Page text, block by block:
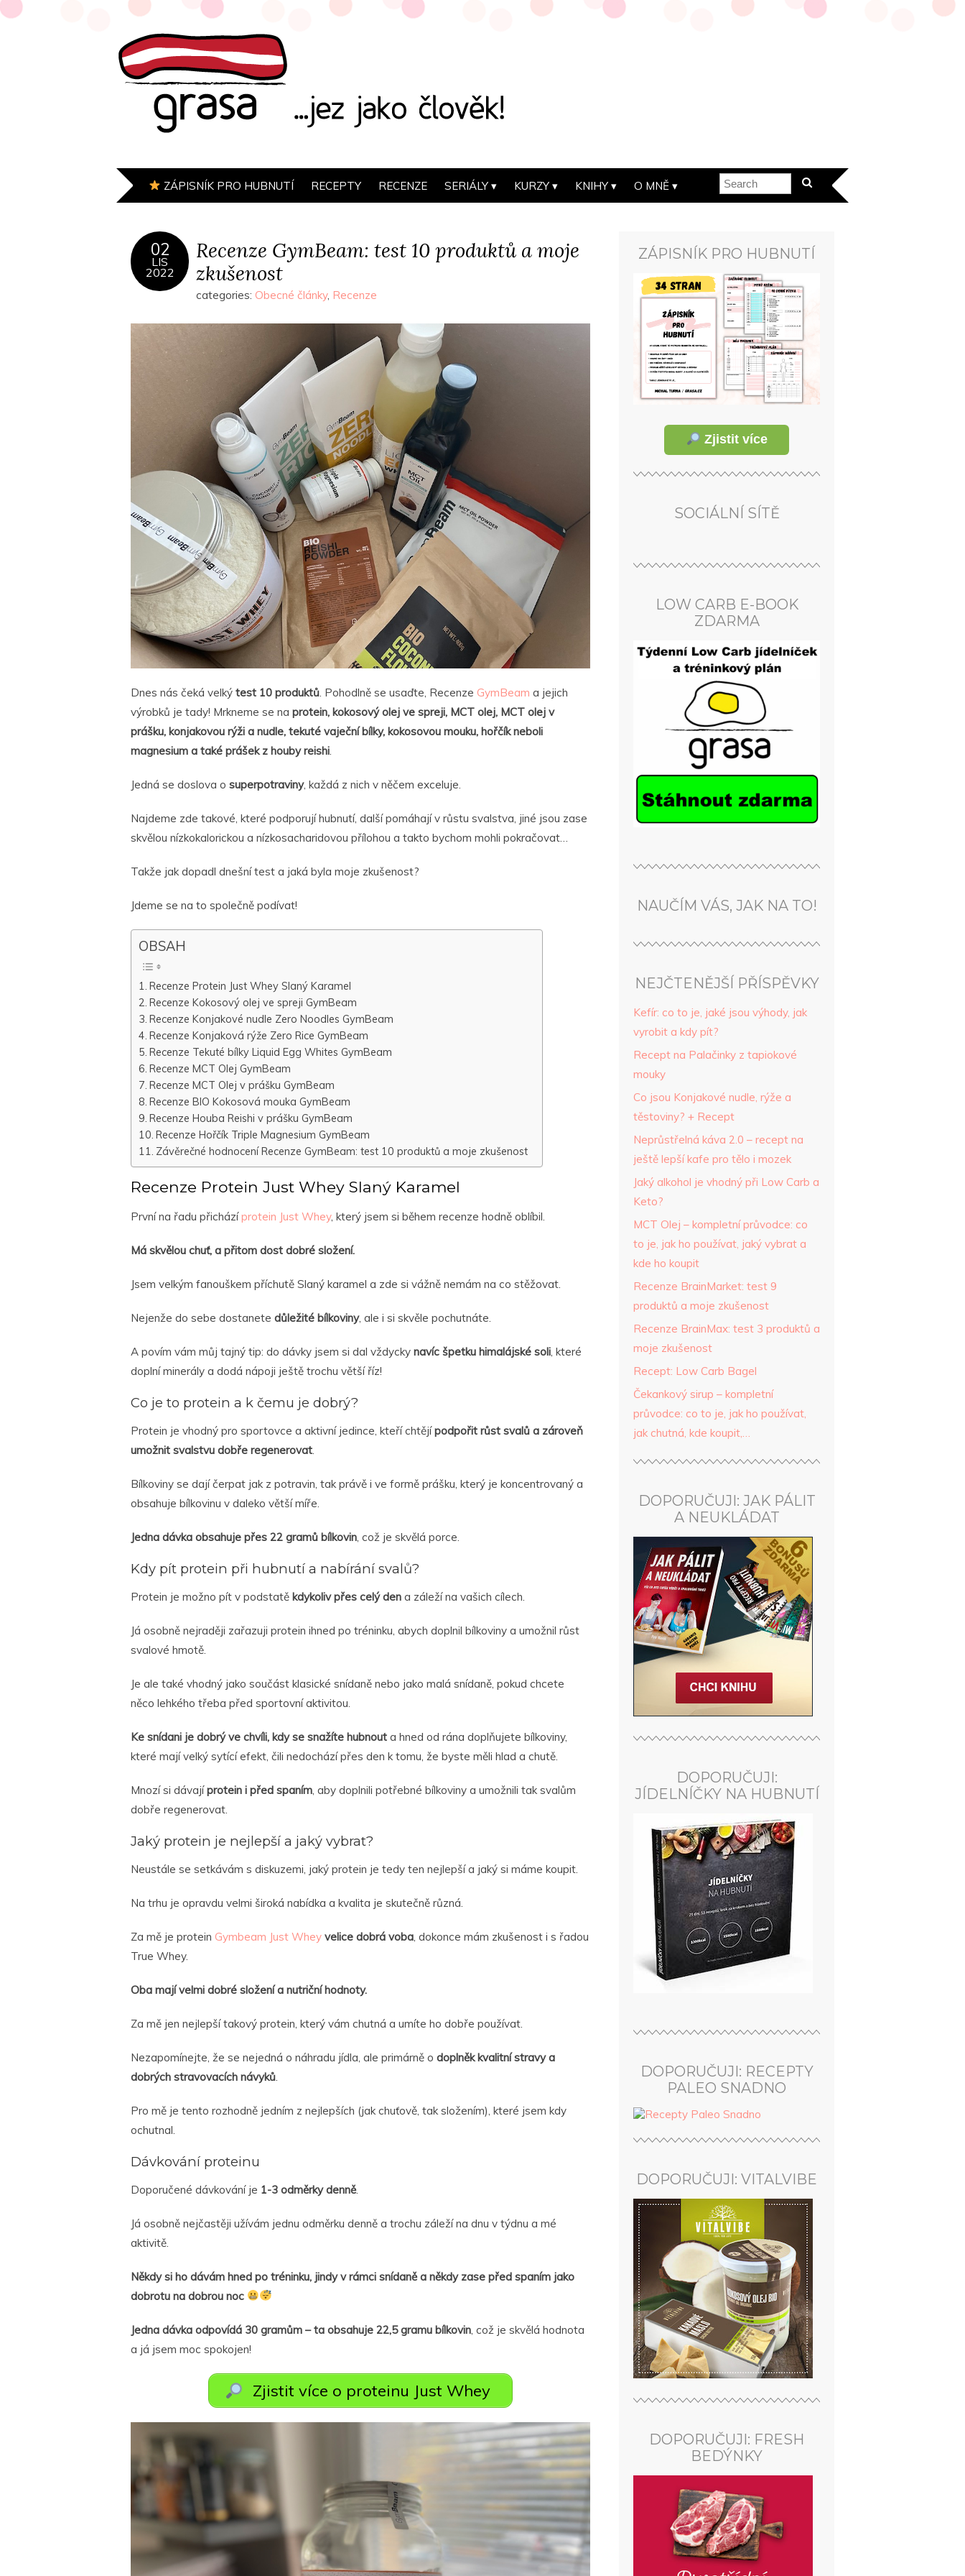
ZÁPISNÍK PRO HUBNUTÍ RECEPTY RECENZE SERIÁLY KURZY KNIHY O MNĚ
02
LIS
2022
Recenze GymBeam: test 10 produktů a moje
zkušenost
categories: Obecné články, Recenze
Dnes nás čeká velký test 10 produktů . Pohodlně se usaďte, Recenze GymBeam a jejich
výrobků je tady! Mrkneme se na protein, kokosový olej ve spreji, MCT olej, MCT olej v
prášku, konjakovou rýži a nudle, tekuté vaječní bílky, kokosovou mouku, hořčík neboli
magnesium a také prášek z houby reishi
Jedná se doslova o superpotraviny, každá z nich v něčem exceluje.
Najdeme zde takové, které podporují hubnutí, další pomáhají v růstu svalstva, jiné jsou zase
skvělou nízkokalorickou a nízkosacharidovou přílohou a takto bychom mohli pokračovat…
Takže jak dopadl dnešní test a jaká byla moje zkušenost?
Jdeme se na to společně podívat!
OBSAH
Recenze Protein Just Whey Slaný Karamel
Recenze Kokosový olej ve spreji GymBeam
Recenze Konjakové nudle Zero Noodles GymBeam
Recenze Konjaková rýže Zero Rice GymBeam
Recenze Tekuté bílky Liquid Egg Whites GymBeam
Recenze MCT Olej GymBeam
Recenze MCT Olej v prášku GymBeam
Recenze BIO Kokosová mouka GymBeam
Recenze Houba Reishi v prášku GymBeam
Recenze Hořčík Triple Magnesium GymBeam
Závěrečné hodnocení Recenze GymBeam: test 10 produktů a moje zkušenost
Recenze Protein Just Whey Slaný Karamel
První na řadu přicházíprotein Just Whey, který jsem si během recenze hodně oblíbil.
Má skvělou chuť, a přitom dost dobré složení.
Jsem velkým fanouškem příchutě Slaný karamel a zde si vážně nemám na co stěžovat.
Nejenže do sebe dostanete důležité bílkoviny, ale i si skvěle pochutnáte.
A povím vám můj tajný tip: do dávky jsem si dal vždycky navíc špetku himalájské soli, které
doplní minerály a dodá nápoji ještě trochu větší říz!
Co je to protein a k čemu je dobrý?
Protein je vhodný pro sportovce a aktivní jedince, kteří chtějípodpořit růst svalů a zároveň
umožnit svalstvu dobře regenerovat.
Bílkoviny se dají čerpat jak z potravin, tak právě i ve formě prášku, který je koncentrovaný a
obsahuje bílkovinu v daleko větší míře.
Jedna dávka obsahuje přes 22 gramů bílkovin, což je skvělá porce.
Kdy pít protein při hubnutí a nabírání svalů?
Protein je možno pít v podstatě kdykoliv přes celý den a záleží na vašich cílech.
Já osobně nejraději zařazuji protein ihned po tréninku, abych doplnil bílkoviny a umožnil růst
svalové hmotě.
Je ale také vhodný jako součást klasické snídaně nebo jako malá snídaně, pokud chcete
něco lehkého třeba před sportovní aktivitou.
Ke snídani je dobrý ve chvíli, kdy se snažíte hubnout a hned od rána doplňujete bílkoviny,
které mají velký sytící efekt, čili nedochází přes den k tomu, že byste měli hlad a chutě.
Mnozí si dávajíprotein i před spaním, aby doplnili potřebné bílkoviny a umožnili tak svalům
dobře regenerovat.
Jaký protein je nejlepší a jaký vybrat?
Neustále se setkávám s diskuzemi, jaký protein je tedy ten nejlepší a jaký si máme koupit.
Na trhu je opravdu velmi široká nabídka a kvalita je skutečně různá.
Za mě je protein Gymbeam Just Whey velice dobrá voba, dokonce mám zkušenost i s řadou
True Whey.
Oba mají velmi dobré složení a nutriční hodnoty.
Za mě jen nejlepší takový protein, který vám chutná a umíte ho dobře používat.
Nezapomínejte, že se nejedná o náhradu jídla, ale primárně o doplněk kvalitní stravy a
dobrých stravovacích návyků.
Pro mě je tento rozhodně jedním z nejlepších (jak chuťově, tak složením), které jsem kdy
ochutnal.
Dávkování proteinu
Doporučené dávkování je 1-3 odměrky denně.
Já osobně nejčastěji užívám jednu odměrku denně a trochu záleží na dnu v týdnu a mé
aktivitě.
Někdy si ho dávám hned po tréninku, jindy v rámci snídaně a někdy zase před spaním jako
dobrotu na dobrou noc
Jedna dávka odpovídá 30 gramům – ta obsahuje 22,5 gramu bílkovin, což je skvělá hodnota
a já jsem moc spokojen!
Zjistit více o proteinu Just Whey
ZÁPISNÍK PRO HUBNUTÍ
Zjistit více
SOCIÁLNÍ SÍTĚ
LOW CARB E-BOOK
ZDARMA
NAUČÍM VÁS, JAK NA TO!
NEJČTENĚJŠÍ PŘÍSPĚVKY
Kefír: co to je, jaké jsou výhody, jak
vyrobit a kdy pít?
Recept na Palačinky z tapiokové
mouky
Co jsou Konjakové nudle, rýže a
těstoviny? + Recept
Neprůstřelná káva 2.0 – recept na
ještě lepší kafe pro tělo i mozek
Jaký alkohol je vhodný při Low Carb a
Keto?
MCT Olej – kompletní průvodce: co
to je, jak ho používat, jaký vybrat a
kde ho koupit
Recenze BrainMarket: test 9
produktů a moje zkušenost
Recenze BrainMax: test 3 produktů a
moje zkušenost
Recept: Low Carb Bagel
Čekankový sirup – kompletní
průvodce: co to je, jak ho používat,
jak chutná, kde koupit,…
DOPORUČUJI: JAK PÁLIT
A NEUKLÁDAT
DOPORUČUJI:
JÍDELNÍČKY NA HUBNUTÍ
DOPORUČUJI: RECEPTY
PALEO SNADNO
DOPORUČUJI: VITALVIBE
DOPORUČUJI: FRESH
BEDÝNKY